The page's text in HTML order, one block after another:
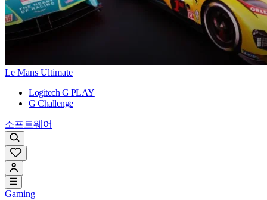
Le Mans Ultimate
Logitech G PLAY
G Challenge
소프트웨어
Gaming